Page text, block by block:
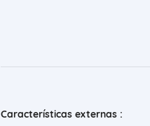
Características externas :